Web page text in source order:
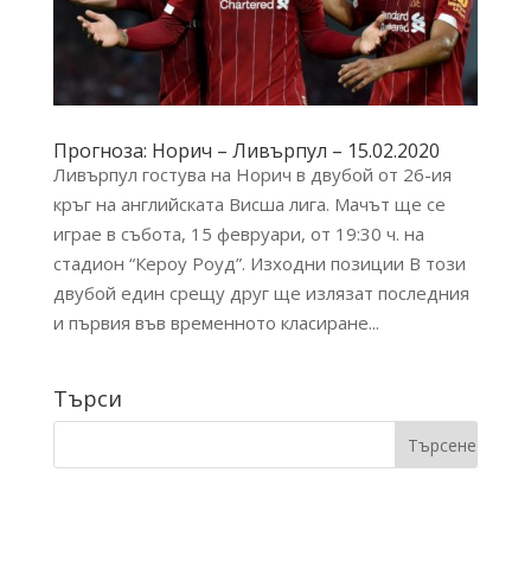
Прогноза: Норич – Ливърпул – 15.02.2020
Ливърпул гостува на Норич в двубой от 26-ия
кръг на английската Висша лига. Мачът ще се
играе в събота, 15 февруари, от 19:30 ч. на
стадион “Кероу Роуд”. Изходни позиции В този
двубой един срещу друг ще излязат последния
и първия във временното класиране...
Търси